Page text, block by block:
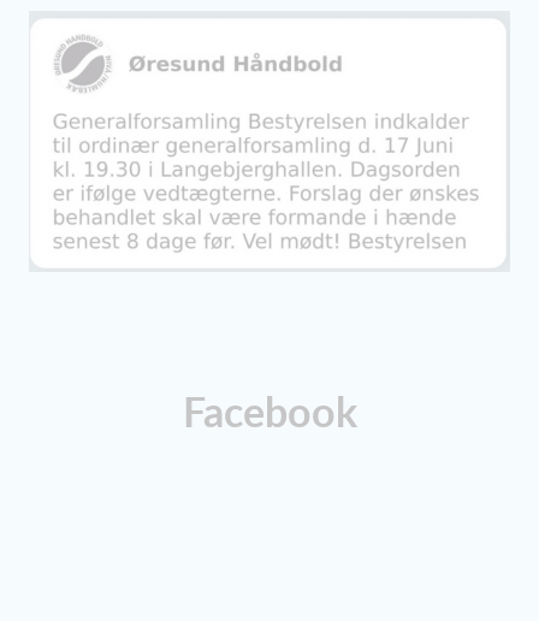
Facebook